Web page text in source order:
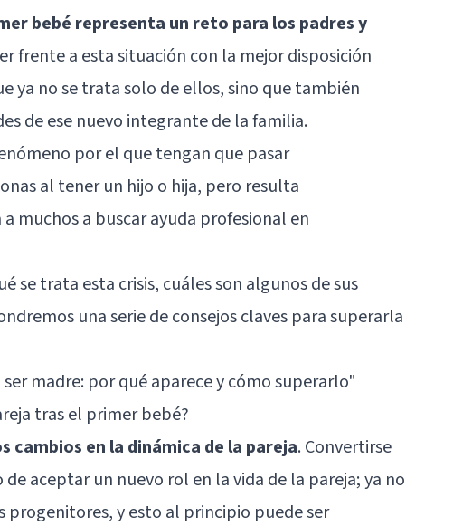
bebé representa un reto para los padres y
frente a esta situación con la mejor disposición
ya no se trata solo de ellos, sino que también
de ese nuevo integrante de la familia.
por el que tengan que pasar
al tener un hijo o hija, pero resulta
muchos a buscar ayuda profesional en
se trata esta crisis, cuáles son algunos de sus
una serie de consejos claves para superarla
ser madre: por qué aparece y cómo superarlo"
tras el primer bebé?
cambios en la dinámica de la pareja. Convertirse
aceptar un nuevo rol en la vida de la pareja; ya no
progenitores, y esto al principio puede ser